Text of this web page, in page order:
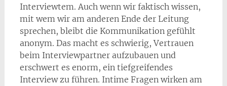
Interviewtem. Auch wenn wir faktisch wissen,
mit wem wir am anderen Ende der Leitung
sprechen, bleibt die Kommunikation gefühlt
anonym. Das macht es schwierig, Vertrauen
beim Interviewpartner aufzubauen und
erschwert es enorm, ein tiefgreifendes
Interview zu führen. Intime Fragen wirken am